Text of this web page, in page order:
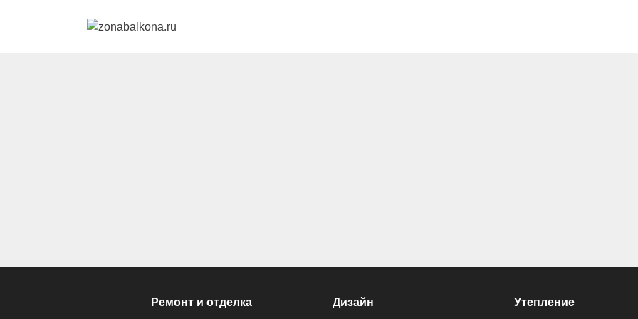
Ремонт и отделка Дизайн Утепление